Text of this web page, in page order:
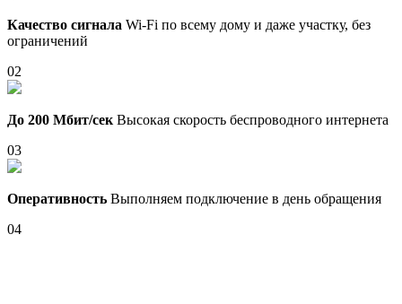
Качество сигнала Wi-Fi по всему дому и даже участку, без
ограничений
02
До 200 Мбит/сек Высокая скорость беспроводного интернета
03
Оперативность Выполняем подключение в день обращения
04